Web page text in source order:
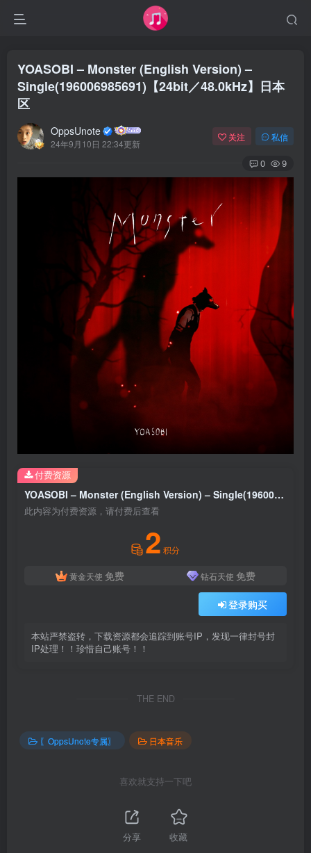
YOASOBI – Monster (English Version) –
Single(196006985691)【24bit／48.0kHz】日本
区
OppsUnote
24年9月10日 22:34更新
关注 私信
0 9
YOASOBI – Monster (English Version) – Single(196006985691)【24bit／48.0kHz】日本区
此内容为付费资源，请付费后查看
2 积分
黄金天使 免费 钻石天使 免费
登录购买
本站严禁盗转，下载资源都会追踪到账号IP，发现一律封号封
IP处理！！珍惜自己账号！！
付费资源
THE END
〖OppsUnote专属〗 日本音乐
喜欢就支持一下吧
分享 收藏